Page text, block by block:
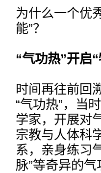
为什么一个优
能”？
“气功热”开启
时间再往前回
“气功热”，当
学家，开展对
宗教与人体科
系，亲身练习
脉”等奇异的